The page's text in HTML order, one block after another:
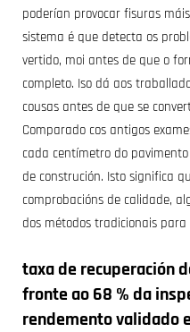
poderían provocar fisuras
sistema é que detecta os
vertido, moi antes de que o
completo. Iso dá aos
cousas antes de que se
Comparado cos antigos
cada centímetro do
de construción. Isto significa
comprobacións de calidade,
dos métodos tradicionais
taxa de recuperación
fronte ao 68 % da
rendemento validado